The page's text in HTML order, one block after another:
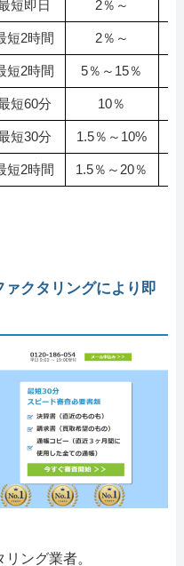
短即日 2％～
短2時間 2％～
短2時間 5％～15％
短60分 10％
短30分 1.5％～10%
短2時間 1.5％～20％
クタリングにより即
ング業者。